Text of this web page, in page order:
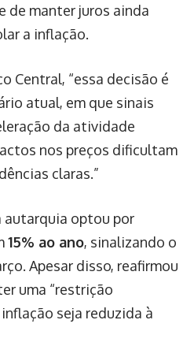
de manter juros ainda
a inflação.
Central, “essa decisão é
atual, em que sinais
da atividade
nos preços dificultam
claras.”
autarquia optou por
15% ao ano, sinalizando o
Apesar disso, reafirmou
uma “restrição
seja reduzida à